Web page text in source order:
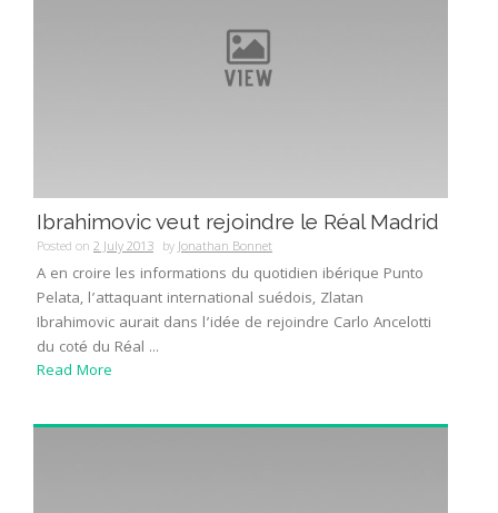
Ibrahimovic veut rejoindre le Réal Madrid
Posted on 2 July 2013 byJonathan Bonnet
A en croire les informations du quotidien ibérique Punto
Pelata, l’attaquant international suédois, Zlatan
Ibrahimovic aurait dans l’idée de rejoindre Carlo Ancelotti
du coté du Réal ...
Read More